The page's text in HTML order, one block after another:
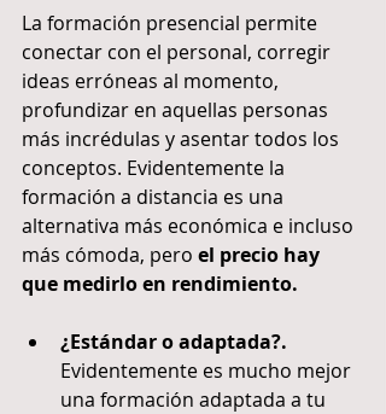
La formación presencial permite
conectar con el personal, corregir
ideas erróneas al momento,
profundizar en aquellas personas
más incrédulas y asentar todos los
conceptos. Evidentemente la
formación a distancia es una
alternativa más económica e incluso
más cómoda, pero el precio hay
que medirlo en rendimiento.
¿Estándar o adaptada?.
Evidentemente es mucho mejor
una formación adaptada a tu